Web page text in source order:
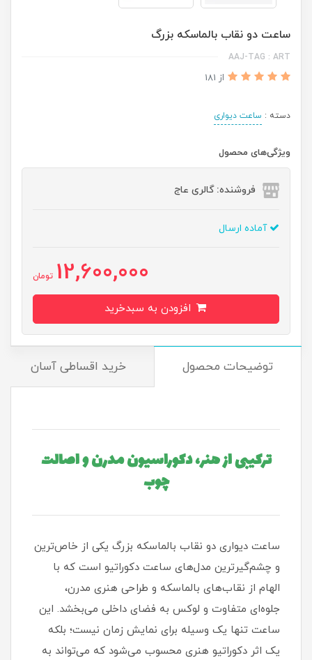
ساعت دو نقاب بالماسکه بزرگ
AAJ-TAG : ART
از 181
دسته : ساعت دیواری
ویژگی‌های محصول
فروشنده: گالری عاج
آماده ارسال
12,600,000 تومان
توضیحات محصول خرید اقساطی آسان
ترکیبی از هنر، دکوراسیون مدرن و اصالت
چوب
ساعت دیواری دو نقاب بالماسکه بزرگ یکی از خاص‌ترین
و چشم‌گیرترین مدل‌های ساعت دکوراتیو است که با
الهام از نقاب‌های بالماسکه و طراحی هنری مدرن،
جلوه‌ای متفاوت و لوکس به فضای داخلی می‌بخشد. این
ساعت تنها یک وسیله برای نمایش زمان نیست؛ بلکه
یک اثر دکوراتیو هنری محسوب می‌شود که می‌تواند به